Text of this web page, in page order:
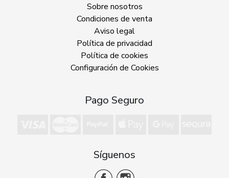
Sobre nosotros
Condiciones de venta
Aviso legal
Política de privacidad
Política de cookies
Configuración de Cookies
Pago Seguro
Síguenos